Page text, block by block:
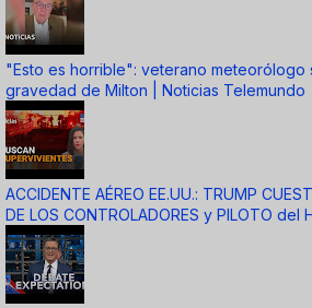
"Esto es horrible": veterano meteorólogo
gravedad de Milton | Noticias Telemundo
ACCIDENTE AÉREO EE.UU.: TRUMP
DE LOS CONTROLADORES y PILOTO del